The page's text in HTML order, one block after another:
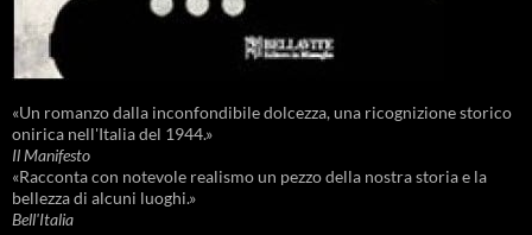
«Un romanzo dalla inconfondibile dolcezza, una ricognizione storico
onirica nell'Italia del 1944.»
Il Manifesto
«Racconta con notevole realismo un pezzo della nostra storia e la
bellezza di alcuni luoghi.»
Bell'Italia